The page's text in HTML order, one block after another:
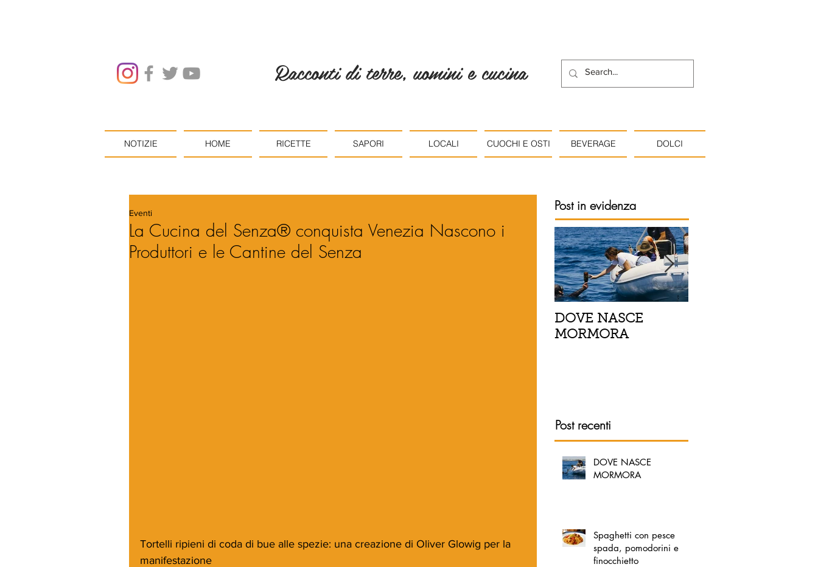
Racconti di terre, uomini e cucina
NOTIZIE HOME RICETTE SAPORI LOCALI CUOCHI E OSTI BEVERAGE DOLCI
La Cucina del Senza® conquista Venezia Nascono i
Produttori e le Cantine del Senza
Eventi
Tortelli ripieni di coda di bue alle spezie: una creazione di Oliver Glowig per la
manifestazione
Post in evidenza
DOVE NASCE
MORMORA
Post recenti
DOVE NASCE
MORMORA
Spaghetti con pesce
spada, pomodorini e
finocchietto